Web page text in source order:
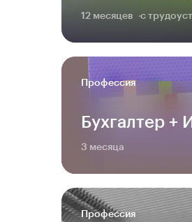
12 месяцев с
Профессия
Бухгалтер +
3 месяца
Профессия